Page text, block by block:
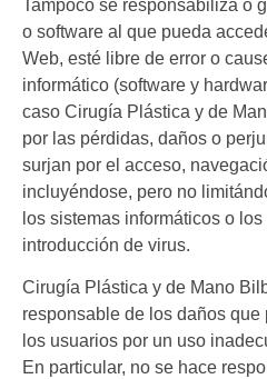
Tampoco se responsabiliza o
o software al que pueda
Web, esté libre de error o
informático (software y
caso Cirugía Plástica y de
por las pérdidas, daños o
surjan por el acceso,
incluyéndose, pero no
los sistemas informáticos o
introducción de virus.
Cirugía Plástica y de Mano
responsable de los daños
los usuarios por un uso
En particular, no se hace